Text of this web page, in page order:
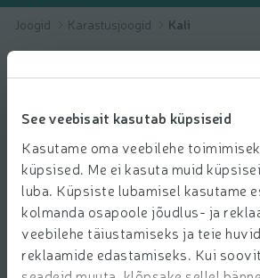
See veebisait kasutab küpsiseid
Kasutame oma veebilehe
küpsised. Me ei kasuta muid
luba. Küpsiste lubamisel kasutame
kolmanda osapoole jõudlus- ja
veebilehe täiustamiseks ja teie
reklaamide edastamiseks. Kui
Joogid Karastusjoogid Kali